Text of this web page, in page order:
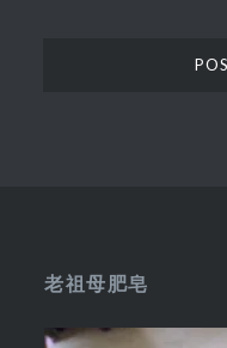
老祖母肥皂